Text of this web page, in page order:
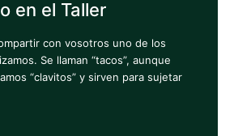
en el Taller
con vosotros uno de los
Se llaman “tacos”, aunque
“clavitos” y sirven para sujetar